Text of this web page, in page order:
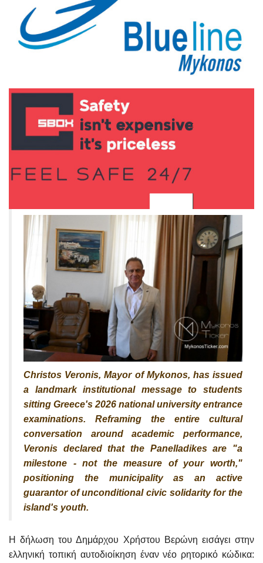
Christos Veronis, Mayor of Mykonos, has issued
a landmark institutional message to students
sitting Greece's 2026 national university entrance
examinations. Reframing the entire cultural
conversation around academic performance,
Veronis declared that the Panelladikes are "a
milestone - not the measure of your worth,"
positioning the municipality as an active
guarantor of unconditional civic solidarity for the
island's youth.
Η δήλωση του Δημάρχου Χρήστου Βερώνη εισάγει στην
ελληνική τοπική αυτοδιοίκηση έναν νέο ρητορικό κώδικα: